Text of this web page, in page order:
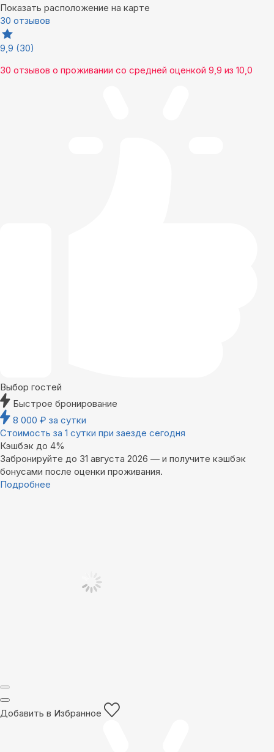
Показать расположение на карте
30 отзывов
9,9 (30)
30 отзывов о проживании со средней оценкой 9,9 из 10,0
Выбор гостей
Быстрое бронирование
8 000 ₽ за сутки
Стоимость за 1 сутки при заезде сегодня
Кэшбэк до 4%
Забронируйте до 31 августа 2026 — и получите кэшбэк
бонусами после оценки проживания.
Подробнее
Добавить в Избранное